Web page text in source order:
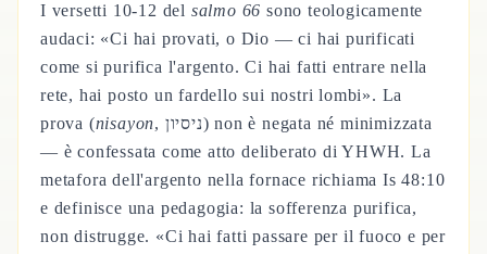
I versetti 10-12 del salmo 66 sono teologicamente
audaci: «Ci hai provati, o Dio — ci hai purificati
come si purifica l'argento. Ci hai fatti entrare nella
rete, hai posto un fardello sui nostri lombi». La
prova (nisayon, ניסיון) non è negata né minimizzata
— è confessata come atto deliberato di YHWH. La
metafora dell'argento nella fornace richiama Is 48:10
e definisce una pedagogia: la sofferenza purifica,
non distrugge. «Ci hai fatti passare per il fuoco e per